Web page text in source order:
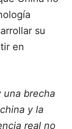
su
en
una brecha
y la
real no